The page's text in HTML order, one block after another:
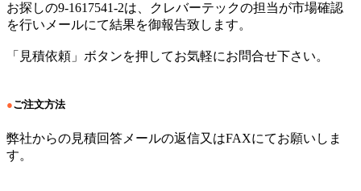
お探しの9-1617541-2は、クレバーテックの担当が市場確認
を行いメールにて結果を御報告致します。
「見積依頼」ボタンを押してお気軽にお問合せ下さい。
●ご注文方法
弊社からの見積回答メールの返信又はFAXにてお願いしま
す。